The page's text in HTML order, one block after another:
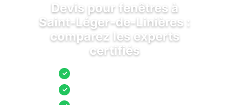
Devis pour fenêtres à
Saint-Léger-de-Linières :
comparez les experts
certifiés
✓
✓